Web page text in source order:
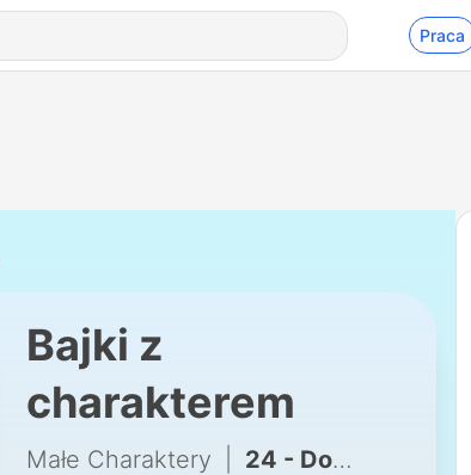
Praca
Bajki z
charakterem
Małe Charaktery 24 - Dobrosia i pluszaki